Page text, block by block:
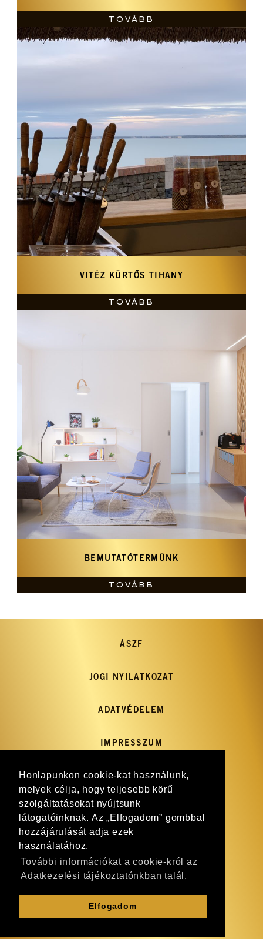
Honlapunkon cookie-kat használunk,
melyek célja, hogy teljesebb körű
szolgáltatásokat nyújtsunk
látogatóinknak. Az „Elfogadom” gombbal
hozzájárulását adja ezek
használatához.
További információkat a cookie-król az
Adatkezelési tájékoztatónkban talál.
Elfogadom
TOVÁBB
VITÉZ KÜRTŐS TIHANY
TOVÁBB
BEMUTATÓ­TERMÜNK
TOVÁBB
ÁSZF
JOGI NYILATKOZAT
ADATVÉDELEM
IMPRESSZUM
GY.I.K.
HÍRLEVÉL
KAPCSOLAT